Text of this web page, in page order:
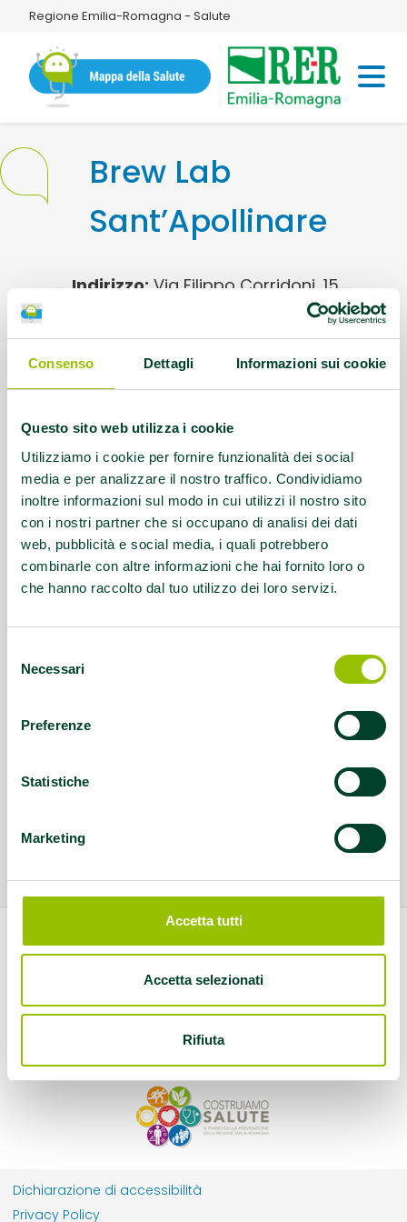
Consenso Dettagli Informazioni sui cookie
Questo sito web utilizza i cookie
Utilizziamo i cookie per fornire funzionalità dei social
media e per analizzare il nostro traffico. Condividiamo
inoltre informazioni sul modo in cui utilizzi il nostro sito
con i nostri partner che si occupano di analisi dei dati
web, pubblicità e social media, i quali potrebbero
combinarle con altre informazioni che hai fornito loro o
che hanno raccolto dal tuo utilizzo dei loro servizi.
delNecessari
Preferenze
Statistiche
Marketing
Accetta tutti
Accetta selezionati
Rifiuta
Regione Emilia-Romagna - Salute
Brew Lab
Sant’Apollinare
Indirizzo: Via Filippo Corridoni, 15,
Cellulare:3791960323
Questo contenuto si trova inGinS Food
Dichiarazione di accessibilità
Privacy Policy